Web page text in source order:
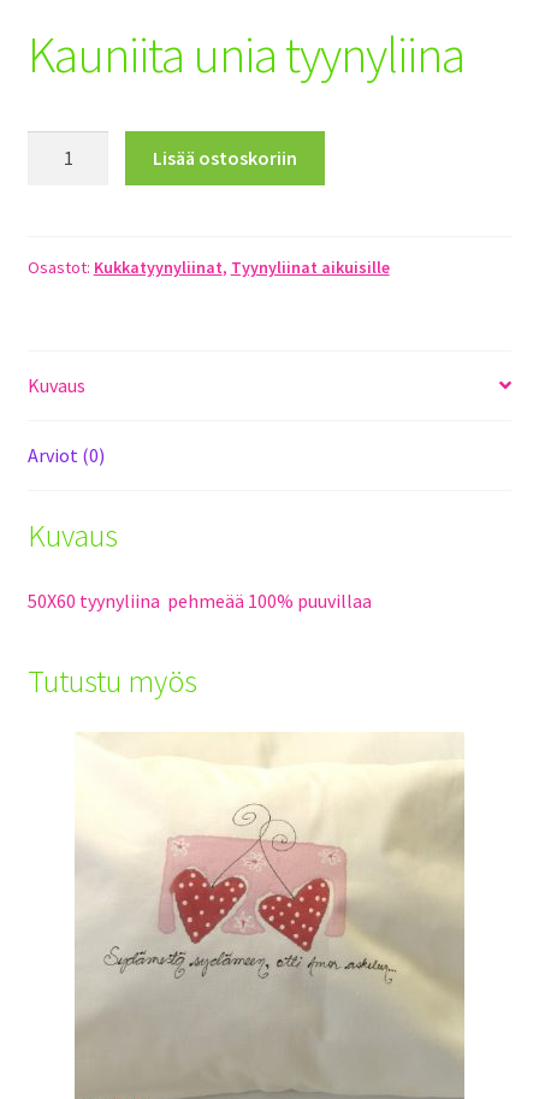
Registration
Kauniita unia tyynyliina
Lisää ostoskoriin
Osastot: Kukkatyynyliinat, Tyynyliinat aikuisille
Kuvaus
Arviot (0)
Kuvaus
50X60 tyynyliina pehmeää 100% puuvillaa
Tutustu myös